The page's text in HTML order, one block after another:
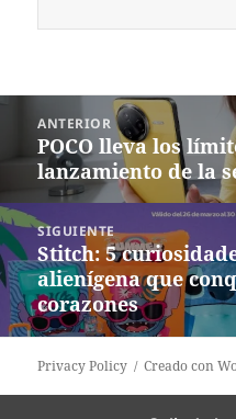
Navegación
entradas
ANTERIOR
Entrada
anterior:
POCO lleva los
lanzamiento de la
SIGUIENTE
Siguiente
entrada:
Stitch: 5
alienígena que
corazones
Privacy Policy Creado con